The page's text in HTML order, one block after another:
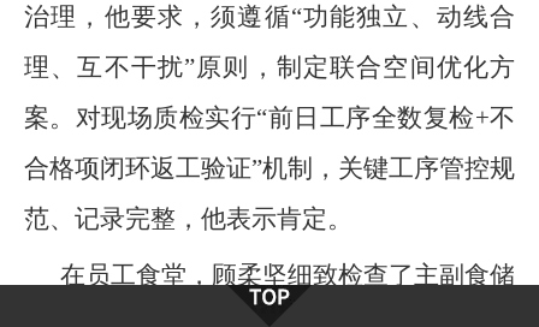
治理，他要求，须遵循“功能独立、动线合
理、互不干扰”原则，制定联合空间优化方
案。对现场质检实行“前日工序全数复检+不
合格项闭环返工验证”机制，关键工序管控规
范、记录完整，他表示肯定。
在员工食堂，顾柔坚细致检查了主副食储